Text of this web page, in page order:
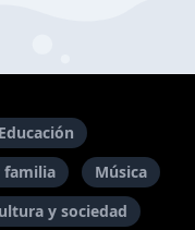
Educación
familia
Música
y sociedad